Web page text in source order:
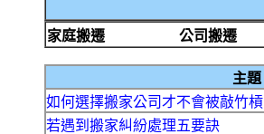
家庭搬遷
公司搬遷
主題
如何選擇搬家公司才不會被敲竹槓
若遇到搬家糾紛處理五要訣